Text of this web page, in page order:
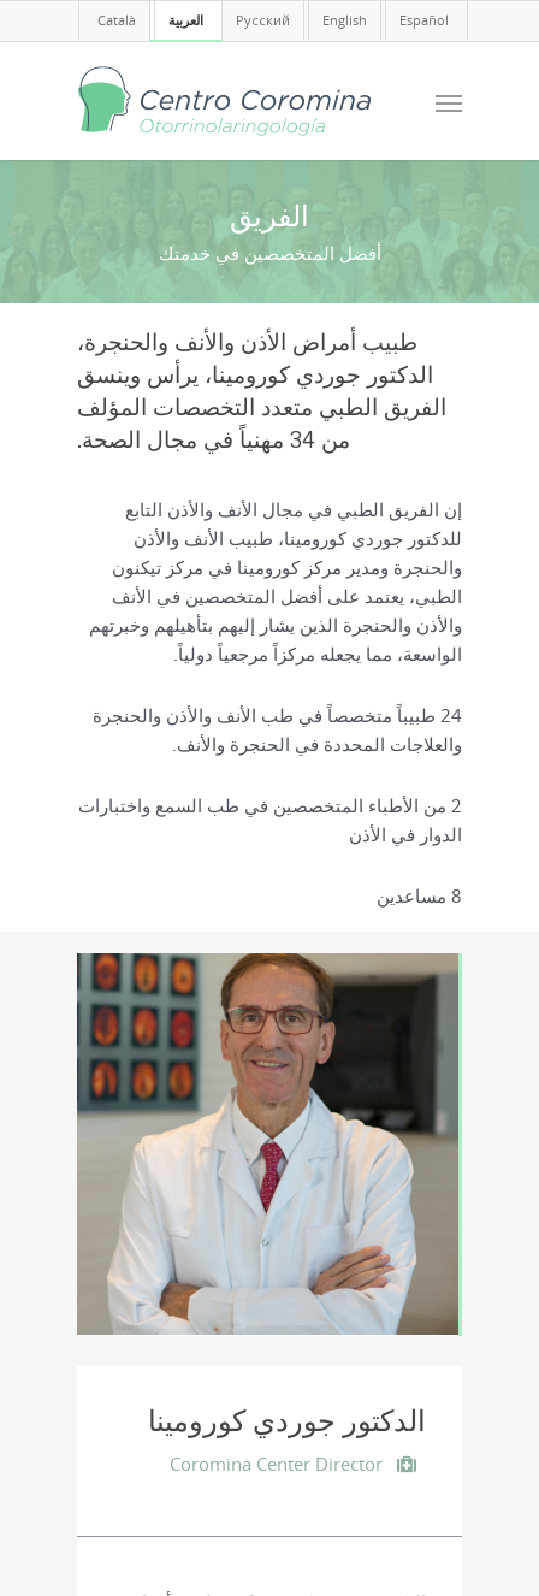
Español
English
Русский العربية Català
الفريق
أفضل المتخصصين في خدمتك
طبيب أمراض الأذن والأنف والحنجرة،
الدكتور جوردي كورومينا، يرأس وينسق
الفريق الطبي متعدد التخصصات المؤلف
من 34 مهنياً في مجال الصحة.
إن الفريق الطبي في مجال الأنف والأذن التابع
للدكتور جوردي كورومينا، طبيب الأنف والأذن
والحنجرة ومدير مركز كورومينا في مركز تيكنون
الطبي، يعتمد على أفضل المتخصصين في الأنف
والأذن والحنجرة الذين يشار إليهم بتأهيلهم وخبرتهم
الواسعة، مما يجعله مركزاً مرجعياً دولياً.
24 طبيباً متخصصاً في طب الأنف والأذن والحنجرة
والعلاجات المحددة في الحنجرة والأنف.
2 من الأطباء المتخصصين في طب السمع واختبارات
الدوار في الأذن
8 مساعدين
الدكتور جوردي كورومينا